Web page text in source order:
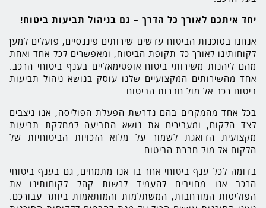
יחד איתכם לאורך כל הדרך – גם בניהול תביעות ביטוח!
אנחנו בסוכנות הביטוח עדשים שירותים פיננסיים, פועלים למען
לקוחותינו לאורך כל תקופת הביטוח, ומאפשרים לכל אחד ואחת
מהם ליהנות משירותי ביטוח אופטימאליים בענף ביטוחי הרכב.
אחד מהשירותים המקצועיים שלנו עוסק בנושא ניהול תביעות
ביטוח רכב אל מול חברות הביטוח.
בכל אחד מהמקרים בהם נדרשת הפעלת הפוליסה, אנו ניצבים
לצד הלקוח, ומעבירים את נושא התביעה למחלקת תביעות
מקצועית הדואגת לשמור על מלוא הזכויות הביטוחיות של
הלקוח אל מול חברת הביטוח.
בדומה לכל ענף ביטוחי אחר בו אנו מתמחים, גם בענף ביטוחי
הרכב אנו מחויבים להעמיד לרשות קהל לקוחותינו את
הפוליסות המורחבות, המשתלמות והמותאמות ביותר עבורכם.